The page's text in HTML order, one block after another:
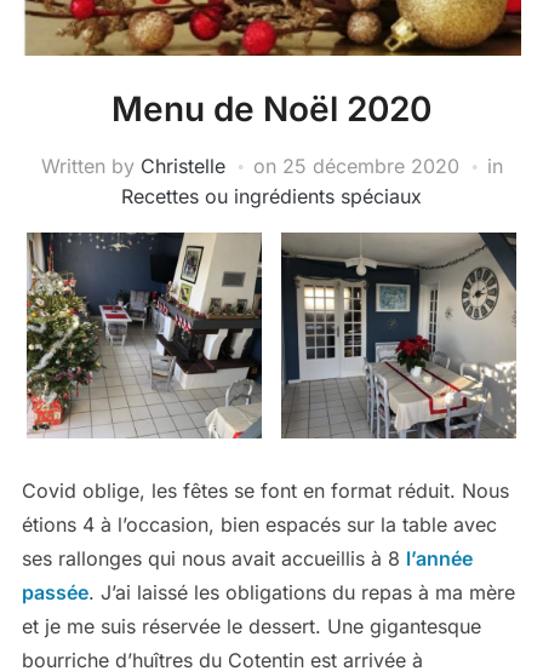
Menu de Noël 2020
Written by Christelle on 25 décembre 2020
in
Recettes ou ingrédients spéciaux
Covid oblige, les fêtes se font en format réduit. Nous
étions 4 à l’occasion, bien espacés sur la table avec
ses rallonges qui nous avait accueillis à 8 l’année
passée. J’ai laissé les obligations du repas à ma mère
et je me suis réservée le dessert. Une gigantesque
bourriche d’huîtres du Cotentin est arrivée à